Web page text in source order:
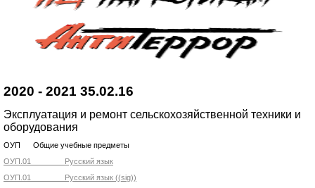
2020 - 2021 35.02.16
Эксплуатация и ремонт сельскохозяйственной техники и
оборудования
ОУП Общие учебные предметы
ОУП.01 Русский язык
ОУП.01 Русский язык ((sig))